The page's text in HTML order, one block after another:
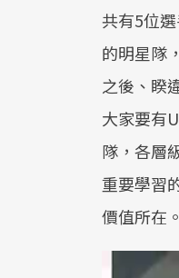
共有5位
的明星隊
之後、睽
大家要有
隊，各層
重要學習
價值所在。